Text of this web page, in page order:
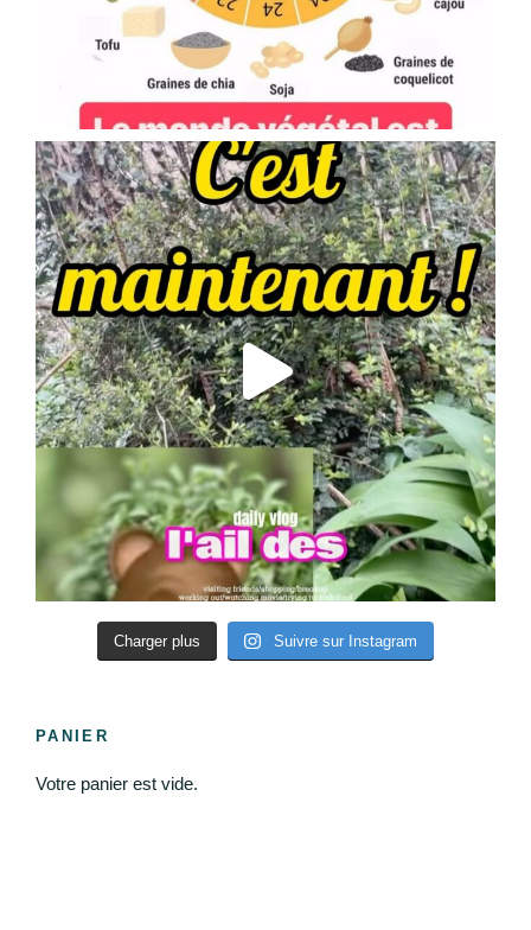
Charger plus Suivre sur Instagram
PANIER
Votre panier est vide.